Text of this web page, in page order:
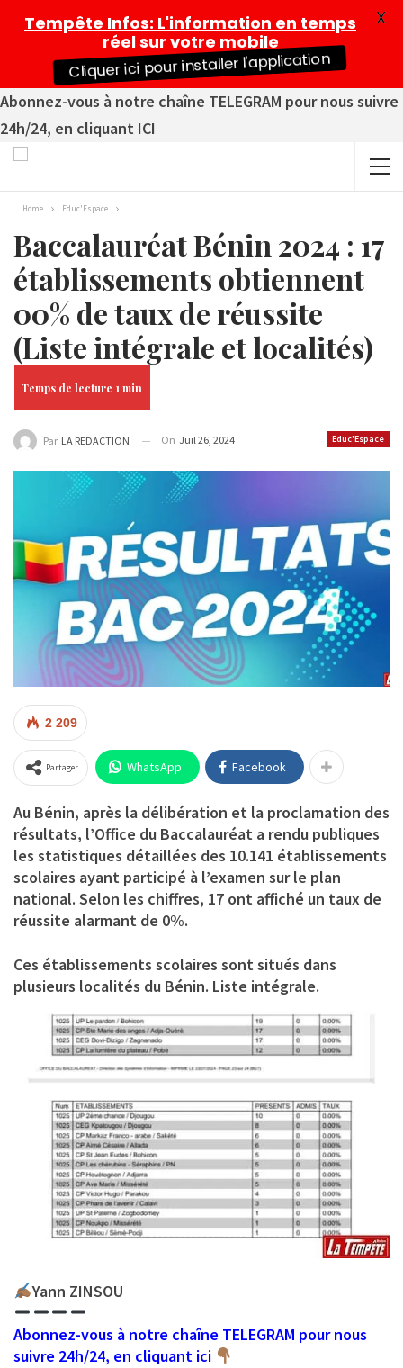
Abonnez-vous à notre chaîne TELEGRAM pour nous suivre
24h/24, en cliquant ICI
Home Educ'Espace
Baccalauréat Bénin 2024 : 17
établissements obtiennent
00% de taux de réussite
(Liste intégrale et localités)
Educ'Espace
Par LA REDACTION On Juil 26, 2024
2 209
Partager WhatsApp Facebook
Au Bénin, après la délibération et la proclamation des
résultats, l’Office du Baccalauréat a rendu publiques
les statistiques détaillées des 10.141 établissements
scolaires ayant participé à l’examen sur le plan
national. Selon les chiffres, 17 ont affiché un taux de
réussite alarmant de 0%.
Ces établissements scolaires sont situés dans
plusieurs localités du Bénin. Liste intégrale.
Yann ZINSOU
Abonnez-vous à notre chaîne TELEGRAM pour nous
suivre 24h/24, en cliquant ici
Tempête Infos: L'information en temps
réel sur votre mobile
Cliquer ici pour installer l'application
X